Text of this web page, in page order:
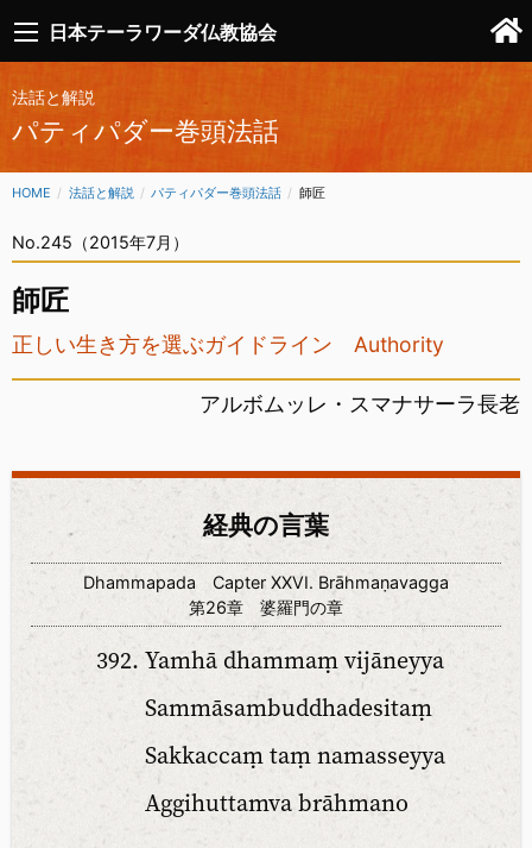
日本テーラワーダ仏教協会
法話と解説
パティパダー巻頭法話
HOME 法話と解説 パティパダー巻頭法話 CURRENT:
師匠
No.245（2015年7月）
師匠
正しい生き方を選ぶガイドライン Authority
アルボムッレ・スマナサーラ長老
経典の言葉
Dhammapada Capter XXVI. Brāhmaṇavagga
第26章 婆羅門の章
Yamhā dhammaṃ vijāneyya
Sammāsambuddhadesitaṃ
Sakkaccaṃ taṃ namasseyya
Aggihuttamva brāhmano